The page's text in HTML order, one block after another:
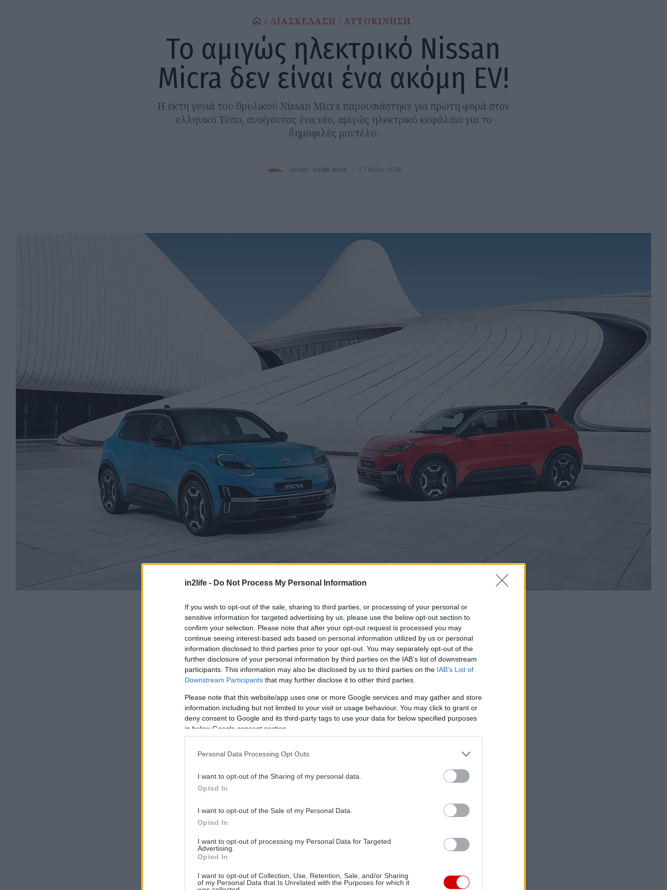
in2life - Do Not Process My Personal Information
If you wish to opt-out of the sale, sharing to third parties, or processing of your personal or
sensitive information for targeted advertising by us, please use the below opt-out section to
confirm your selection. Please note that after your opt-out request is processed you may
continue seeing interest-based ads based on personal information utilized by us or personal
information disclosed to third parties prior to your opt-out. You may separately opt-out of the
further disclosure of your personal information by third parties on the IAB’s list of downstream
participants. This information may also be disclosed by us to third parties on the IAB’s List of
Downstream Participants that may further disclose it to other third parties.
Please note that this website/app uses one or more Google services and may gather and store
information including but not limited to your visit or usage behaviour. You may click to grant or
deny consent to Google and its third-party tags to use your data for below specified purposes
in below Google consent section.
Personal Data Processing Opt Outs
I want to opt-out of the Sharing of my personal data.
Opted In
I want to opt-out of the Sale of my Personal Data.
Opted In
I want to opt-out of processing my Personal Data for Targeted
Advertising.
Opted In
I want to opt-out of Collection, Use, Retention, Sale, and/or Sharing
of my Personal Data that Is Unrelated with the Purposes for which it
ΔΙΑΣΚΕΔΑΣΗ ΑΥΤΟΚΙΝΗΣΗ
Το αμιγώς ηλεκτρικό Nissan
Micra δεν είναι ένα ακόμη EV!
Η έκτη γενιά του θρυλικού Nissan Micra παρουσιάστηκε για πρώτη φορά στον
ελληνικό Τύπο, ανοίγοντας ένα νέο, αμιγώς ηλεκτρικό κεφάλαιο για το
δημοφιλές μοντέλο.
γράφει: in2life team 27 Μαΐου 2026